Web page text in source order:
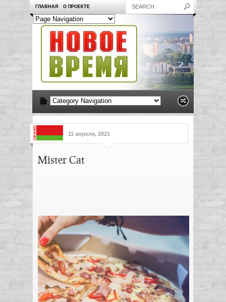
ГЛАВНАЯ О ПРОЕКТЕ
11 апреля, 2021
Mister Cat